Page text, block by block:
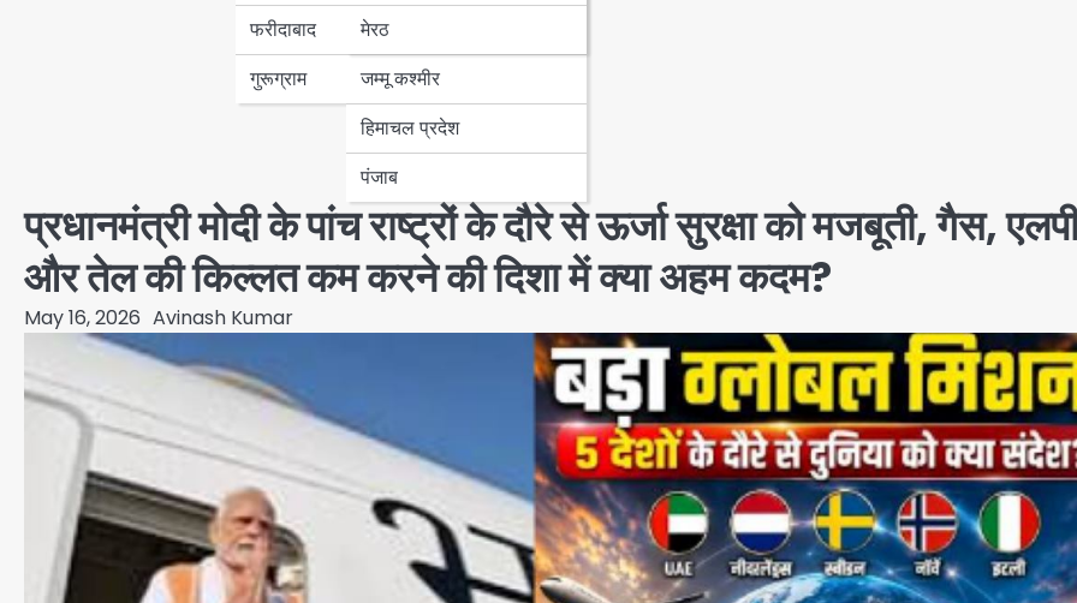
फरीदाबाद
गुरूग्राम
मेरठ
हरियाणा
जम्मू कश्मीर
हिमाचल प्रदेश
पंजाब
प्रधानमंत्री मोदी के पांच राष्ट्रों के दौरे से ऊर्जा सुरक्षा को मजबूती, गैस,
और तेल की किल्लत कम करने की दिशा में क्या अहम कदम?
May 16, 2026 Avinash Kumar